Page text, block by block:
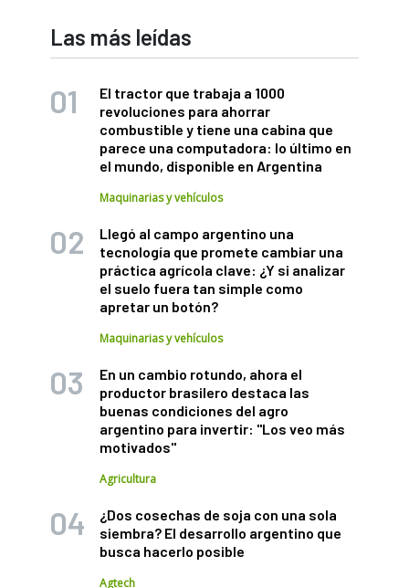
Las más leídas
El tractor que trabaja a 1000
revoluciones para ahorrar
combustible y tiene una cabina que
parece una computadora: lo último en
el mundo, disponible en Argentina
Maquinarias y vehículos
Llegó al campo argentino una
tecnología que promete cambiar una
práctica agrícola clave: ¿Y si analizar
el suelo fuera tan simple como
apretar un botón?
Maquinarias y vehículos
En un cambio rotundo, ahora el
productor brasilero destaca las
buenas condiciones del agro
argentino para invertir: "Los veo más
motivados"
Agricultura
¿Dos cosechas de soja con una sola
siembra? El desarrollo argentino que
busca hacerlo posible
Agtech